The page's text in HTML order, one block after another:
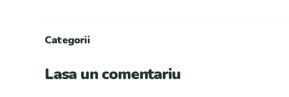
Categorii
Lasa un comentariu